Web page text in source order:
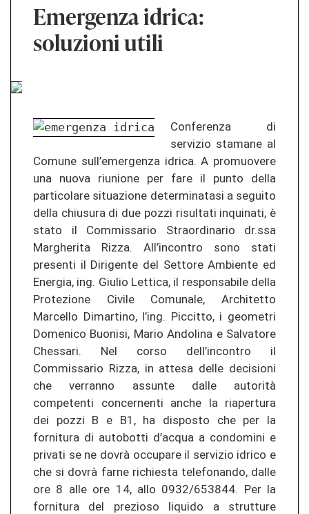
Emergenza idrica:
soluzioni utili
Conferenza di
servizio stamane al
Comune sull’emergenza idrica. A promuovere
una nuova riunione per fare il punto della
particolare situazione determinatasi a seguito
della chiusura di due pozzi risultati inquinati, è
stato il Commissario Straordinario dr.ssa
Margherita Rizza. All’incontro sono stati
presenti il Dirigente del Settore Ambiente ed
Energia, ing. Giulio Lettica, il responsabile della
Protezione Civile Comunale, Architetto
Marcello Dimartino, l’ing. Piccitto, i geometri
Domenico Buonisi, Mario Andolina e Salvatore
Chessari. Nel corso dell’incontro il
Commissario Rizza, in attesa delle decisioni
che verranno assunte dalle autorità
competenti concernenti anche la riapertura
dei pozzi B e B1, ha disposto che per la
fornitura di autobotti d’acqua a condomini e
privati se ne dovrà occupare il servizio idrico e
che si dovrà farne richiesta telefonando, dalle
ore 8 alle ore 14, allo 0932/653844. Per la
fornitura del prezioso liquido a strutture